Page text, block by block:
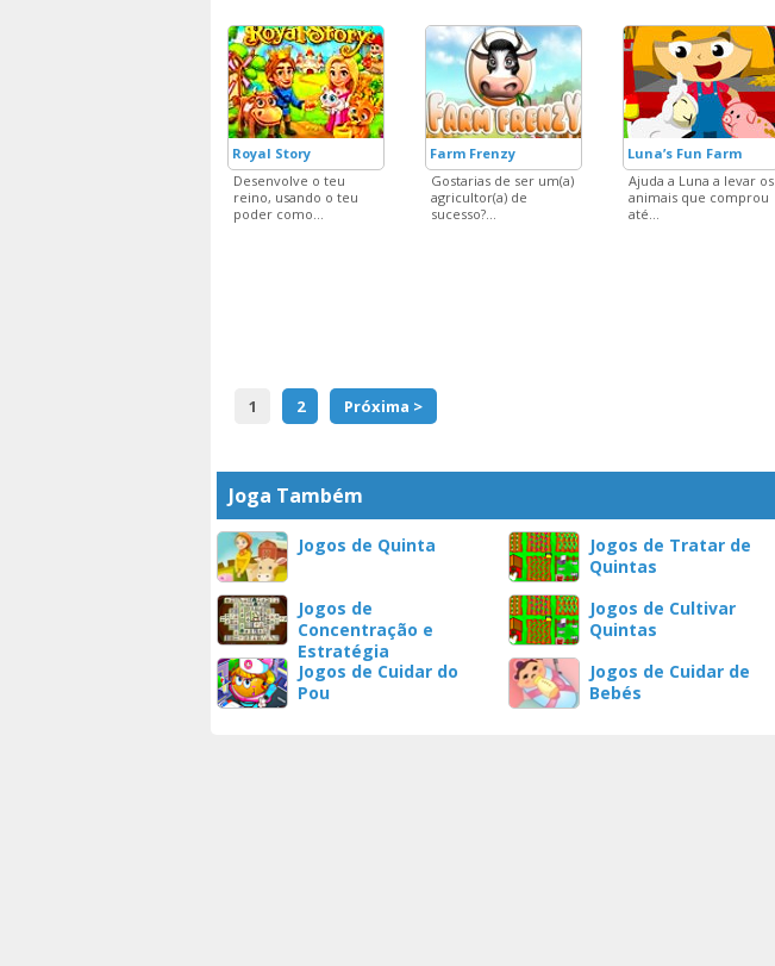
Royal Story
Desenvolve o teu
reino, usando o teu
poder como...
Farm Frenzy
Gostarias de ser um(a)
agricultor(a) de
sucesso?...
Luna’s Fun Farm
Ajuda a Luna a levar os
animais que comprou
até...
1 2 Próxima >
Joga Também
Jogos de Quinta
Jogos de Tratar de
Quintas
Jogos de
Concentração e
Estratégia
Jogos de Cultivar
Quintas
Jogos de Cuidar do
Pou
Jogos de Cuidar de
Bebés